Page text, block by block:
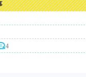
4